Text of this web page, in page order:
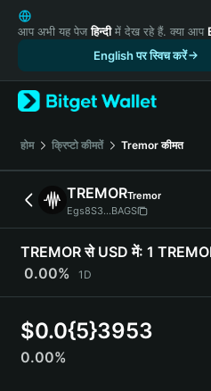
English
日本語
Русский
Español (Latinoamérica)
Türkçe
Italiano
简体中文
繁體中文
Português (Portugal)
Bahasa Indonesia
Español
आप अभी यह पेजहिन्दीमें देख रहे हैं. क्या आप
English पर स्विच करें
होम क्रिप्टो कीमतें Tremor कीमत
TREMORTremor
Egs8S3...BAGS
TREMOR से USD में: 1
0.00%
1D
$0.0{5}3953
0.00%